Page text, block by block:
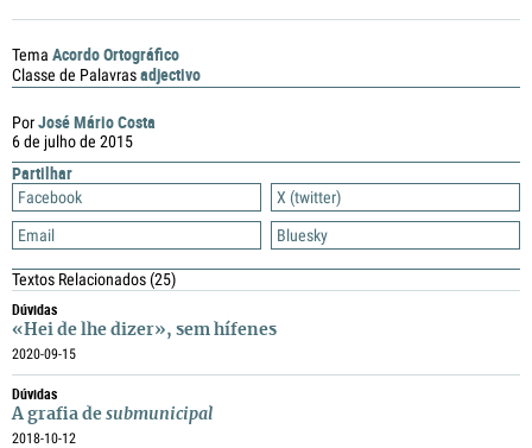
PorJosé Mário Costa
6 de julho de 2015
Partilhar
Facebook
X (twitter)
Email
Bluesky
Textos Relacionados(25)
Dúvidas
«Hei de lhe dizer», sem hífenes
2020-09-15
Dúvidas
A grafia de submunicipal
2018-10-12
Tema Acordo Ortográfico
Classe de Palavrasadjectivo